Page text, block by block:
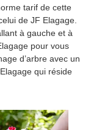
tarif de cette
de JF Elagage.
à gauche et à
pour vous
d’arbre avec un
qui réside